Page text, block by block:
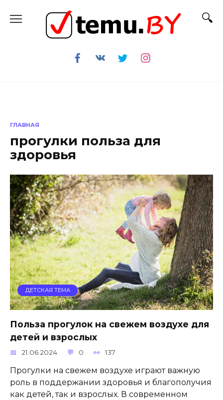
содержанию
ГЛАВНАЯ
прогулки польза для
здоровья
ДЕТСКАЯ ТЕМА
Польза прогулок на свежем воздухе для
детей и взрослых
21.06.2024 0 137
Прогулки на свежем воздухе играют важную
роль в поддержании здоровья и благополучия
как детей, так и взрослых. В современном